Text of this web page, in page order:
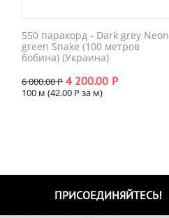
550 паракорд - Dark grey Neon
green Snake (100 метров
бобина) (Украина)
6 000.00Р 4 200.00 Р
100 м (42.00 Р за м)
ПРИСОЕДИНЯЙТЕСЬ!